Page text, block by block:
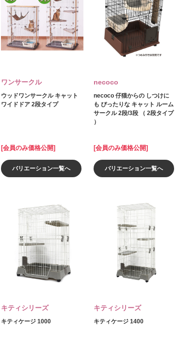
ワンサークル
ウッドワンサークル キャット
ワイドドア 2段タイプ
[会員のみ価格公開]
バリエーション一覧へ
necoco
necoco 仔猫からの しつけに
も ぴったりな キャット ルーム
サークル 2段/3段 （ 2段タイプ
）
[会員のみ価格公開]
バリエーション一覧へ
キティシリーズ
キティケージ 1000
キティシリーズ
キティケージ 1400